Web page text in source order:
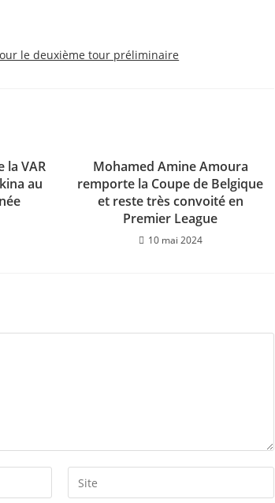
le deuxième tour préliminaire
la VAR
au
Mohamed Amine Amoura
remporte la Coupe de Belgique
et reste très convoité en
Premier League
10 mai 2024
Saisir
l’URL